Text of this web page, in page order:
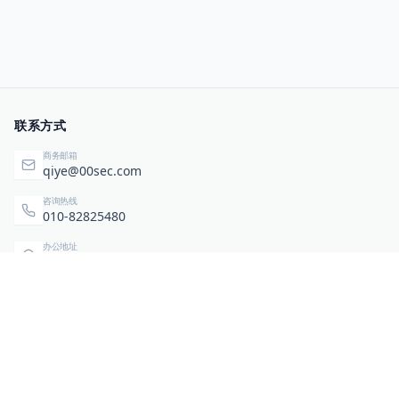
联系方式
商务邮箱
qiye@00sec.com
咨询热线
010-82825480
办公地址